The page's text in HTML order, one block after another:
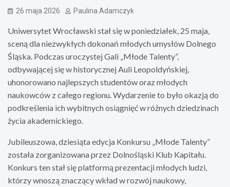
26 maja 2026 Paulina Adamczyk
Uniwersytet Wrocławski stał się w poniedziałek, 25 maja,
sceną dla niezwykłych dokonań młodych umysłów Dolnego
Śląska. Podczas uroczystej Gali „Młode Talenty”,
odbywającej się w historycznej Auli Leopoldyńskiej,
uhonorowano najlepszych studentów oraz młodych
naukowców z całego regionu. Wydarzenie to było okazją do
podkreślenia ich wybitnych osiągnięć w różnych dziedzinach
życia akademickiego.
Jubileuszowa, dziesiąta edycja Konkursu „Młode Talenty”
została zorganizowana przez Dolnośląski Klub Kapitału.
Konkurs ten stał się platformą prezentacji młodych ludzi,
którzy wnoszą znaczący wkład w rozwój naukowy,